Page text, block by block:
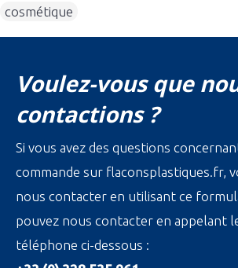
cosmétique
Voulez-vous que
contactions ?
Si vous avez des questions
commande sur flaconsplastiques.fr,
nous contacter en utilisant ce
pouvez nous contacter en appelant
téléphone ci-dessous :